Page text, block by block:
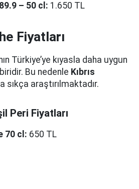
– 50 cl: 1.650 TL
Fiyatları
Türkiye’ye kıyasla daha uygun
Bu nedenle Kıbrıs
sıkça araştırılmaktadır.
Peri Fiyatları
70 cl: 650 TL